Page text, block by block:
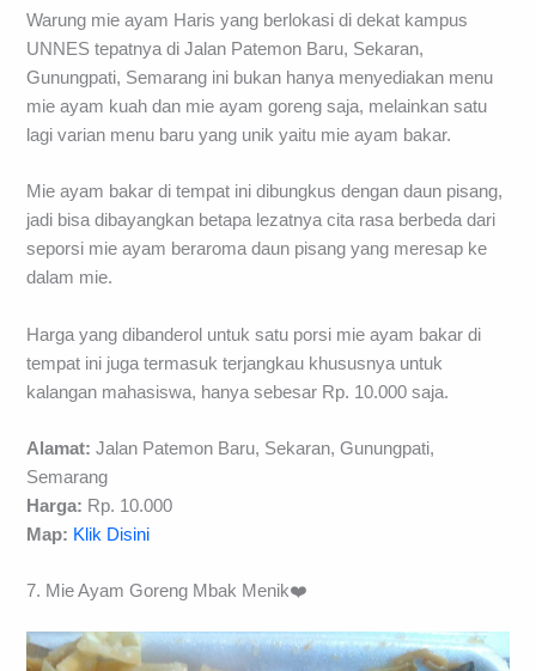
Warung mie ayam Haris yang berlokasi di dekat kampus
UNNES tepatnya di Jalan Patemon Baru, Sekaran,
Gunungpati, Semarang ini bukan hanya menyediakan menu
mie ayam kuah dan mie ayam goreng saja, melainkan satu
lagi varian menu baru yang unik yaitu mie ayam bakar.
Mie ayam bakar di tempat ini dibungkus dengan daun pisang,
jadi bisa dibayangkan betapa lezatnya cita rasa berbeda dari
seporsi mie ayam beraroma daun pisang yang meresap ke
dalam mie.
Harga yang dibanderol untuk satu porsi mie ayam bakar di
tempat ini juga termasuk terjangkau khususnya untuk
kalangan mahasiswa, hanya sebesar Rp. 10.000 saja.
Alamat: Jalan Patemon Baru, Sekaran, Gunungpati,
Semarang
Harga: Rp. 10.000
Map: Klik Disini
7. Mie Ayam Goreng Mbak Menik❤️